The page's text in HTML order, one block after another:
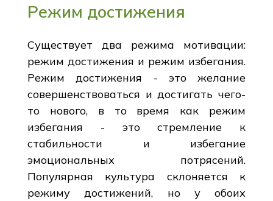
Режим достижения
Существует два режима мотивации:
режим достижения и режим избегания.
Режим достижения - это желание
совершенствоваться и достигать чего-
то нового, в то время как режим
избегания - это стремление к
стабильности и избегание
эмоциональных потрясений.
Популярная культура склоняется к
режиму достижений, но у обоих